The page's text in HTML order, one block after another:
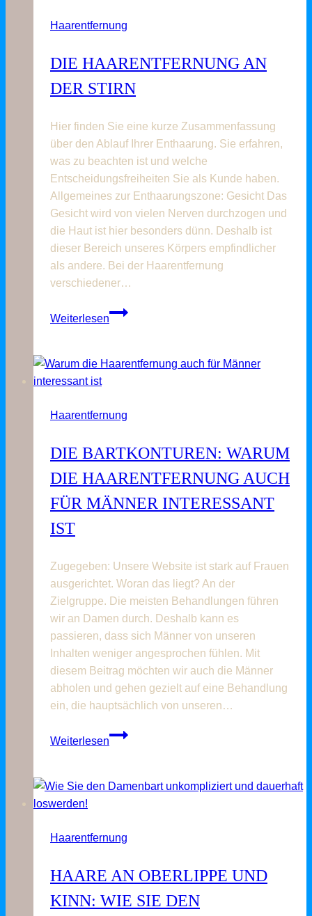
Bikini-
Intimzone
IPL
Haarentfernung
DIE HAARENTFERNUNG AN
DER STIRN
Hier finden Sie eine kurze Zusammenfassung
über den Ablauf Ihrer Enthaarung. Sie erfahren,
was zu beachten ist und welche
Entscheidungsfreiheiten Sie als Kunde haben.
Allgemeines zur Enthaarungszone: Gesicht Das
Gesicht wird von vielen Nerven durchzogen und
die Haut ist hier besonders dünn. Deshalb ist
dieser Bereich unseres Körpers empfindlicher
als andere. Bei der Haarentfernung
verschiedener…
Weiterlesen
Die
der
Haarentfernung
DIE BARTKONTUREN: WARUM
DIE HAARENTFERNUNG AUCH
FÜR MÄNNER INTERESSANT
IST
Zugegeben: Unsere Website ist stark auf Frauen
ausgerichtet. Woran das liegt? An der
Zielgruppe. Die meisten Behandlungen führen
wir an Damen durch. Deshalb kann es
passieren, dass sich Männer von unseren
Inhalten weniger angesprochen fühlen. Mit
diesem Beitrag möchten wir auch die Männer
abholen und gehen gezielt auf eine Behandlung
ein, die hauptsächlich von unseren…
Weiterlesen
Die
die
für
interessant
Haarentfernung
HAARE AN OBERLIPPE UND
KINN: WIE SIE DEN